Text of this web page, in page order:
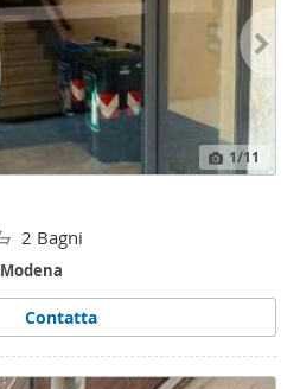
1/11
2 Bagni
Modena
Contatta